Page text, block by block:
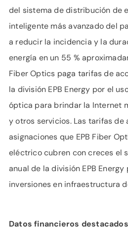
del sistema de distribución de
inteligente más avanzado del
a reducir la incidencia y la
energía en un 55 %
Fiber Optics paga tarifas de
la división EPB Energy por el
óptica para brindar la Internet
y otros servicios. Las tarifas de
asignaciones que EPB Fiber
eléctrico cubren con creces el
anual de la división EPB
inversiones en infraestructura
Datos financieros destacados